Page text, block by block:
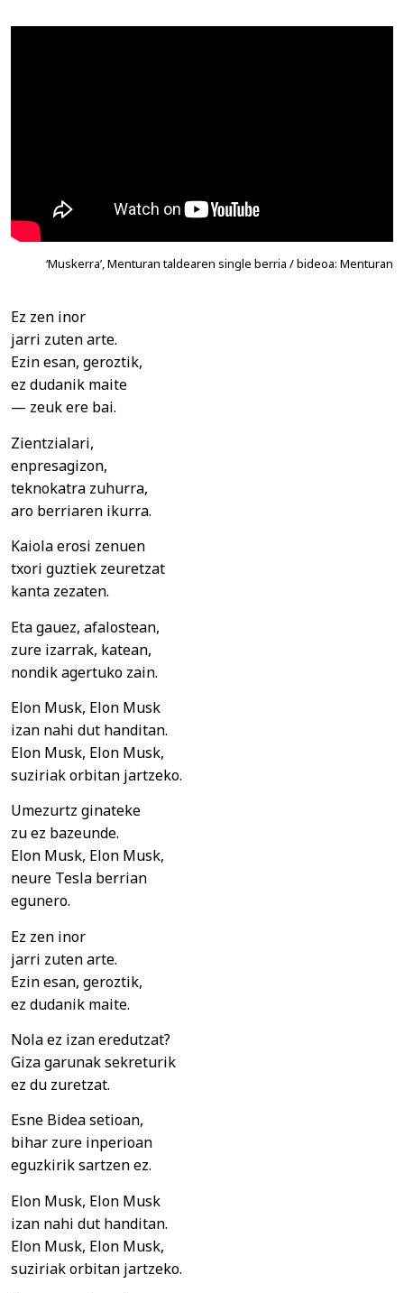
‘Muskerra’, Menturan taldearen single berria / bideoa: Menturan
Ez zen inor
jarri zuten arte.
Ezin esan, geroztik,
ez dudanik maite
— zeuk ere bai.
Zientzialari,
enpresagizon,
teknokatra zuhurra,
aro berriaren ikurra.
Kaiola erosi zenuen
txori guztiek zeuretzat
kanta zezaten.
Eta gauez, afalostean,
zure izarrak, katean,
nondik agertuko zain.
Elon Musk, Elon Musk
izan nahi dut handitan.
Elon Musk, Elon Musk,
suziriak orbitan jartzeko.
Umezurtz ginateke
zu ez bazeunde.
Elon Musk, Elon Musk,
neure Tesla berrian
egunero.
Ez zen inor
jarri zuten arte.
Ezin esan, geroztik,
ez dudanik maite.
Nola ez izan eredutzat?
Giza garunak sekreturik
ez du zuretzat.
Esne Bidea setioan,
bihar zure inperioan
eguzkirik sartzen ez.
Elon Musk, Elon Musk
izan nahi dut handitan.
Elon Musk, Elon Musk,
suziriak orbitan jartzeko.